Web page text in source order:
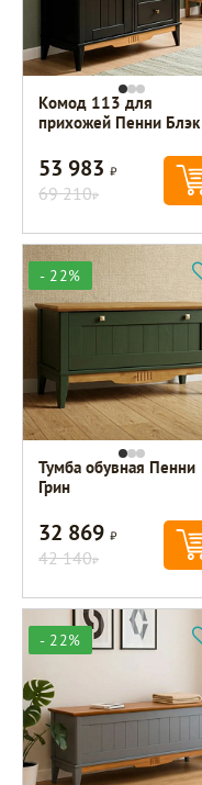
Комод 113 для
прихожей Пенни Блэк
53 983Р
69 210Р
- 22%
Тумба обувная Пенни
Грин
32 869Р
42 140Р
- 22%